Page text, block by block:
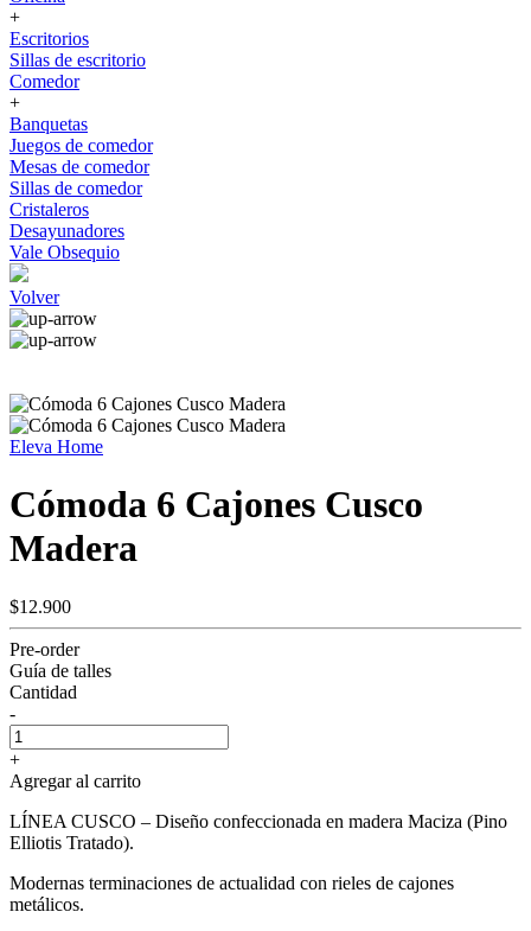
+
Escritorios
Sillas de escritorio
Comedor
+
Banquetas
Juegos de comedor
Mesas de comedor
Sillas de comedor
Cristaleros
Desayunadores
Vale Obsequio
Volver
Eleva Home
Cómoda 6 Cajones Cusco
Madera
$12.900
Pre-order
Guía de talles
Cantidad
-
+
Agregar al carrito
LÍNEA CUSCO – Diseño confeccionada en madera Maciza (Pino
Elliotis Tratado).
Modernas terminaciones de actualidad con rieles de cajones
metálicos.